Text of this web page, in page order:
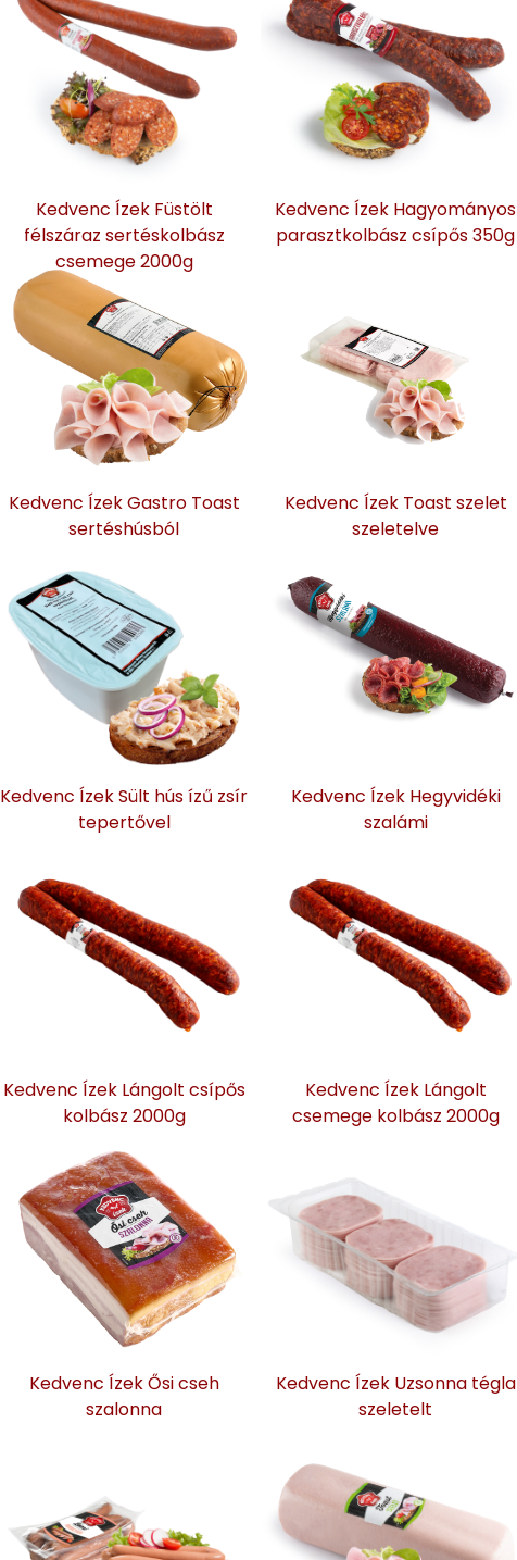
Kedvenc Ízek Füstölt
félszáraz sertéskolbász
csemege 2000g
Kedvenc Ízek Hagyományos
parasztkolbász csípős 350g
Kedvenc Ízek Gastro Toast
sertéshúsból
Kedvenc Ízek Toast szelet
szeletelve
Kedvenc Ízek Sült hús ízű zsír
tepertővel
Kedvenc Ízek Hegyvidéki
szalámi
Kedvenc Ízek Lángolt csípős
kolbász 2000g
Kedvenc Ízek Lángolt
csemege kolbász 2000g
Kedvenc Ízek Ősi cseh
szalonna
Kedvenc Ízek Uzsonna tégla
szeletelt